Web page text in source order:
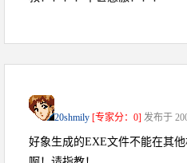
20shmily [专家分：0] 发布于
好象生成的EXE文件不能在其